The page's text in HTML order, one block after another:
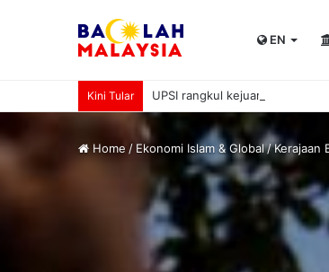
EN
Kini Tular UPSI rangkul kejuaraan
Home / Ekonomi Islam & Global/Kerajaan